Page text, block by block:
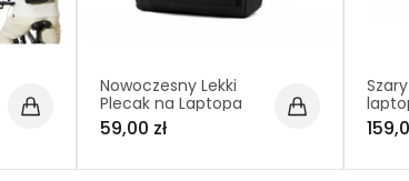
Nowoczesny Lekki
Plecak na Laptopa
15.6 Cali USB Czarny
(I193)
59,00 zł
(T110)